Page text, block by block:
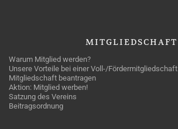
MITGLIEDSCHAFT
Warum Mitglied werden?
Unsere Vorteile bei einer Voll-/Fördermitgliedschaft
Mitgliedschaft beantragen
Aktion: Mitglied werben!
Satzung des Vereins
Beitragsordnung